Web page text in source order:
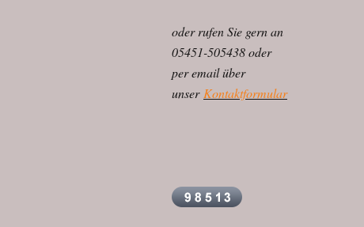
oder rufen Sie gern an
05451-505438 oder
per email über
unserKontaktformular